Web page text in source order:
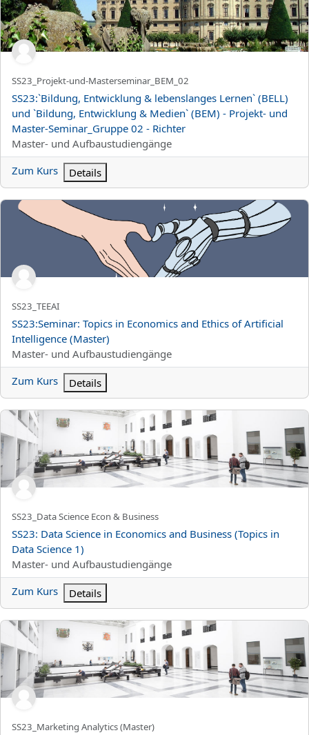
Kurzer Kursname
SS23_Projekt-und-Masterseminar_BEM_02
Kursname
SS23:`Bildung, Entwicklung & lebenslanges Lernen` (BELL)
und `Bildung, Entwicklung & Medien` (BEM) - Projekt- und
Master-Seminar_Gruppe 02 - Richter
Kursbereich
Master- und Aufbaustudiengänge
Zum Kurs
Details
SS23:Seminar: Topics in Economics and Ethics of Artificial
Kurzer Kursname
SS23_TEEAI
Kursname
SS23:Seminar: Topics in Economics and Ethics of Artificial
Intelligence (Master)
Kursbereich
Master- und Aufbaustudiengänge
Zum Kurs
Details
SS23: Data Science in Economics and Business (Topics in Data
Kurzer Kursname
SS23_Data Science Econ & Business
Kursname
SS23: Data Science in Economics and Business (Topics in
Data Science 1)
Kursbereich
Master- und Aufbaustudiengänge
Zum Kurs
Details
SS23:Marketing Analytics (Master)
Kurzer Kursname
SS23_Marketing Analytics (Master)